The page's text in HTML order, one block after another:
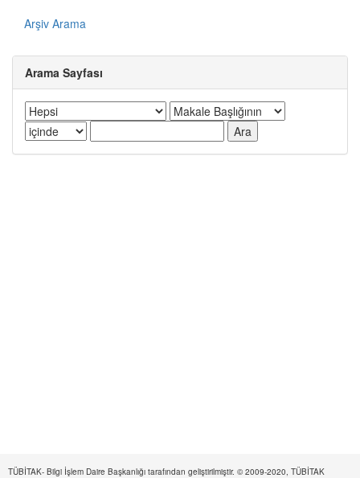
Arşiv Arama
Arama Sayfası
TÜBİTAK- Bilgi İşlem Daire Başkanlığı tarafından geliştirilmiştir. © 2009-2020, TÜBİTAK